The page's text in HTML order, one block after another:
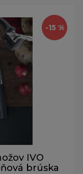
-15 %
IVO
brúska